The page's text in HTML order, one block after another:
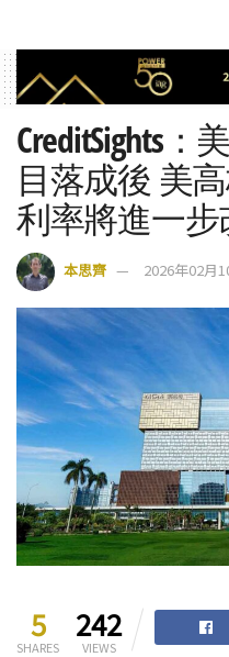
CreditSights
目落成後 美
利率將進一步
本思齊 2026年02月
5
SHARES
242
VIEWS